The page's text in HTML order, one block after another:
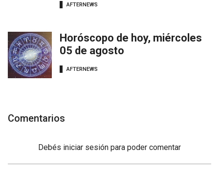
AFTERNEWS
Horóscopo de hoy, miércoles
05 de agosto
AFTERNEWS
Comentarios
Debés iniciar sesión para poder comentar